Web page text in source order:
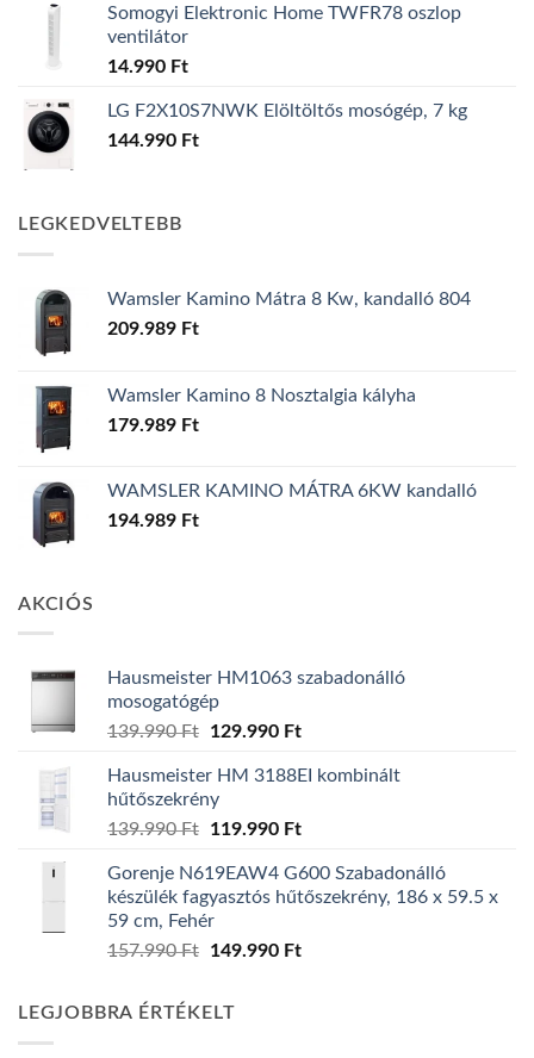
Somogyi Elektronic Home TWFR78 oszlop
ventilátor
14.990 Ft
LG F2X10S7NWK Elöltöltős mosógép, 7 kg
144.990 Ft
LEGKEDVELTEBB
Wamsler Kamino Mátra 8 Kw, kandalló 804
209.989 Ft
Wamsler Kamino 8 Nosztalgia kályha
179.989 Ft
WAMSLER KAMINO MÁTRA 6KW kandalló
194.989 Ft
AKCIÓS
Hausmeister HM1063 szabadonálló
mosogatógép
139.990Ft
Original
was:
139.990 Ft.
129.990 FtCurrent
is:
Hausmeister HM 3188EI kombinált
hűtőszekrény
139.990Ft
Original
was:
139.990 Ft.
119.990 FtCurrent
is:
119.990 Ft.
Gorenje N619EAW4 G600 Szabadonálló
készülék fagyasztós hűtőszekrény, 186 x 59.5 x
59 cm, Fehér
157.990Ft
Original
157.990 Ft.
149.990 FtCurrent
LEGJOBBRA ÉRTÉKELT